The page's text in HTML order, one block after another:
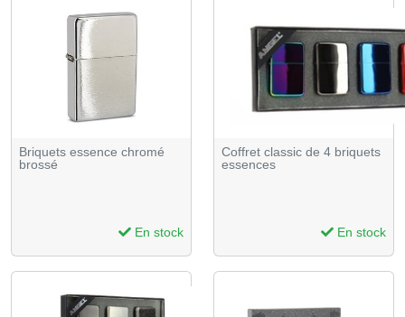
Briquets essence chromé
brossé
En stock
Coffret classic de 4 briquets
essences
En stock